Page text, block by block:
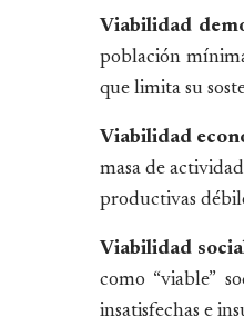
Viabilidad
población
que limita su
Viabilidad
masa de
productivas
Viabilidad
como “viable”
insatisfechas e